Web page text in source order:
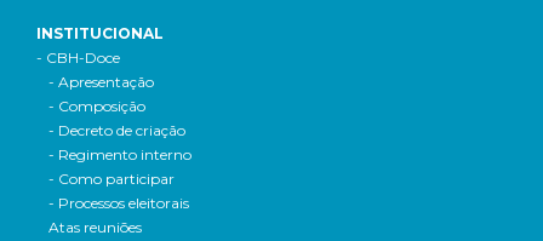
INSTITUCIONAL
- CBH-Doce
- Apresentação
- Composição
- Decreto de criação
- Regimento interno
- Como participar
- Processos eleitorais
Atas reuniões